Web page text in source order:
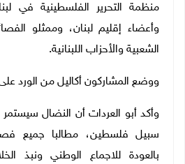
منظمة التحرير الفلسطينية في
وأعضاء إقليم لبنان، وممثلو
الشعبية والأحزاب اللبنانية.
ووضع المشاركون أكاليل من الورد
وأكد أبو العردات أن النضال
سبيل فلسطين، مطالبا جميع
بالعودة للاجماع الوطني ونبذ